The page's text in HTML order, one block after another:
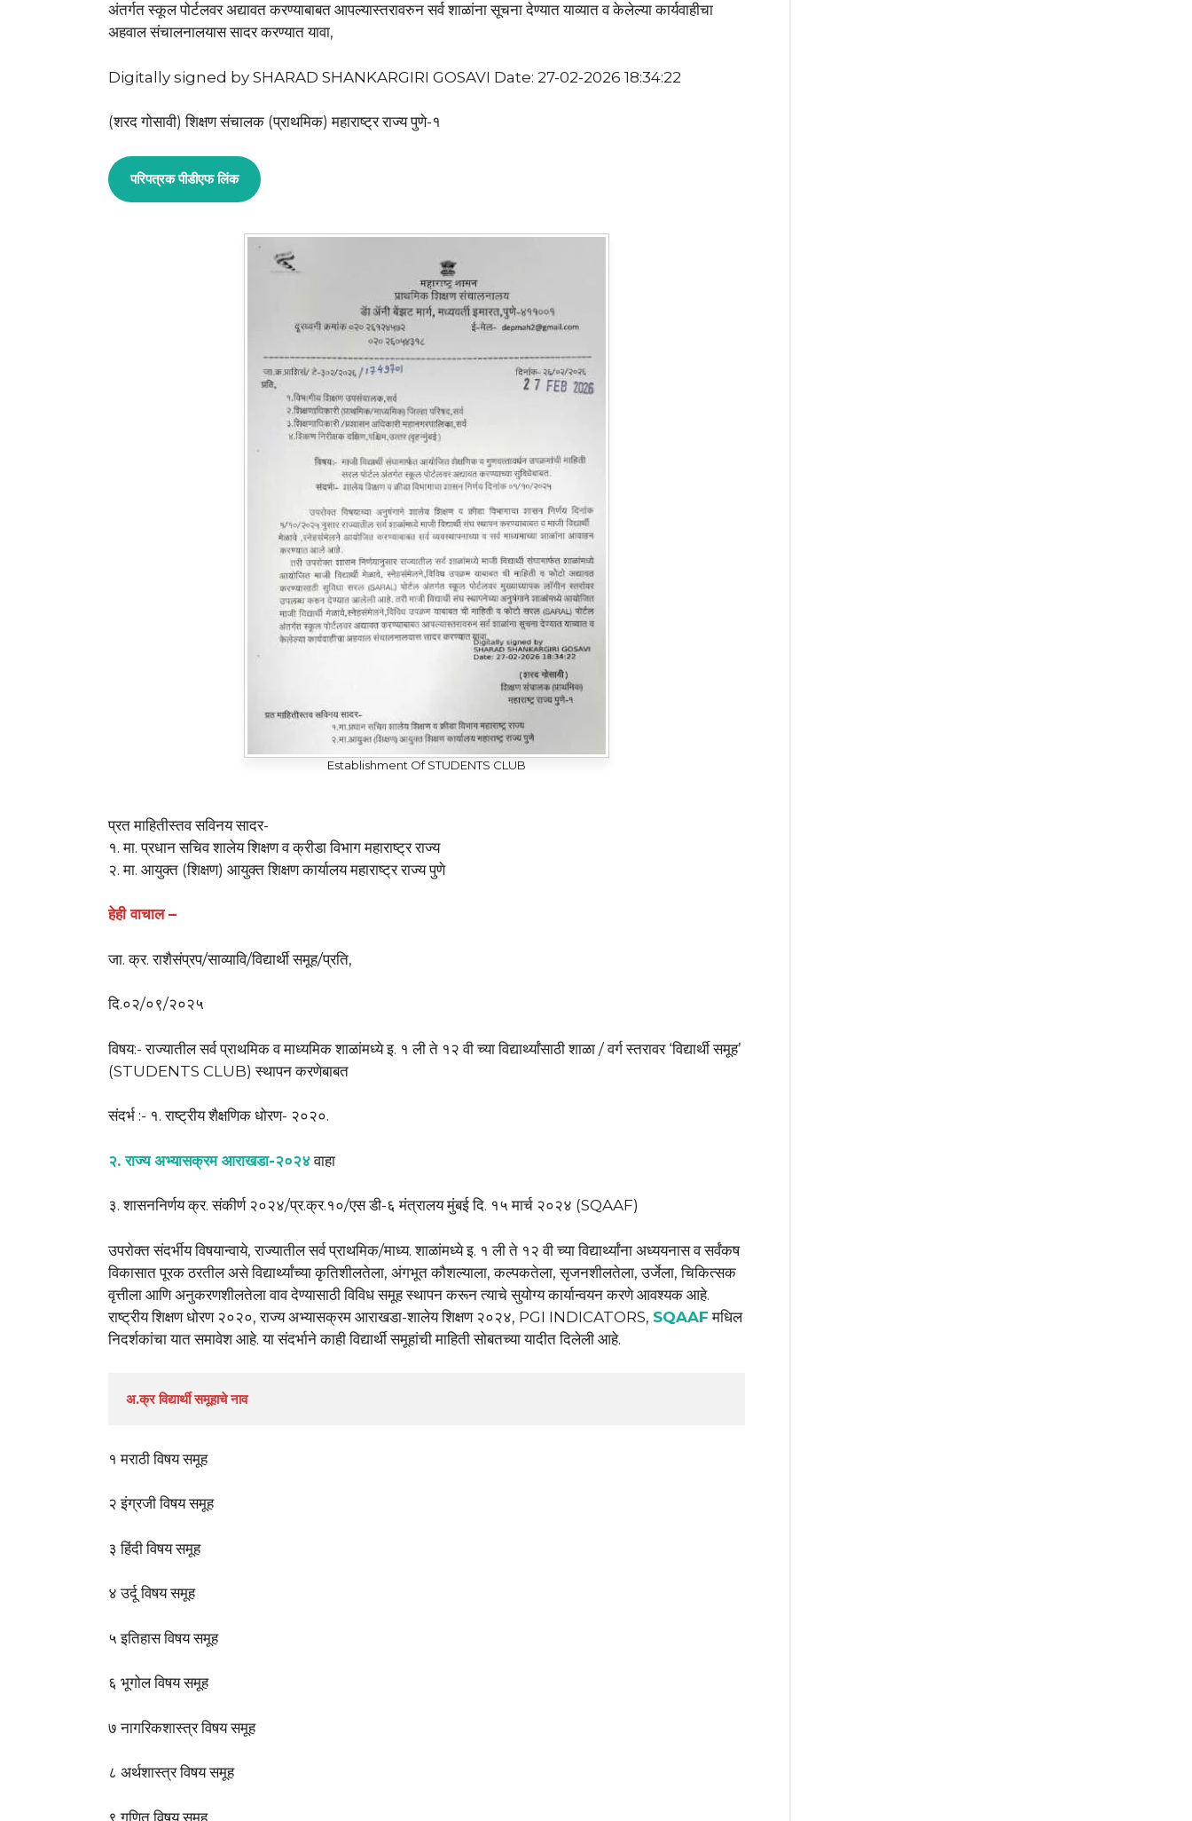
अंतर्गत स्कूल पोर्टलवर अद्यावत करण्याबाबत आपल्यास्तरावरुन सर्व शाळांना सूचना देण्यात याव्यात व केलेल्या कार्यवाहीचा
अहवाल संचालनालयास सादर करण्यात यावा,
Digitally signed by SHARAD SHANKARGIRI GOSAVI Date: 27-02-2026 18:34:22
(शरद गोसावी) शिक्षण संचालक (प्राथमिक) महाराष्ट्र राज्य पुणे-१
परिपत्रक पीडीएफ लिंक
Establishment Of STUDENTS CLUB
प्रत माहितीस्तव सविनय सादर-
१. मा. प्रधान सचिव शालेय शिक्षण व क्रीडा विभाग महाराष्ट्र राज्य
२. मा. आयुक्त (शिक्षण) आयुक्त शिक्षण कार्यालय महाराष्ट्र राज्य पुणे
हेही वाचाल –
जा. क्र. राशैसंप्रप/साव्यावि/विद्यार्थी समूह/प्रति,
दि.०२/०९/२०२५
विषय:- राज्यातील सर्व प्राथमिक व माध्यमिक शाळांमध्ये इ. १ ली ते १२ वी च्या विद्यार्थ्यांसाठी शाळा / वर्ग स्तरावर ‘विद्यार्थी समूह’
(STUDENTS CLUB) स्थापन करणेबाबत
संदर्भ :- १. राष्ट्रीय शैक्षणिक धोरण- २०२०.
२. राज्य अभ्यासक्रम आराखडा-२०२४वाहा
३. शासननिर्णय क्र. संकीर्ण २०२४/प्र.क्र.१०/एस डी-६ मंत्रालय मुंबई दि. १५ मार्च २०२४ (SQAAF)
उपरोक्त संदर्भीय विषयान्वाये, राज्यातील सर्व प्राथमिक/माध्य. शाळांमध्ये इ. १ ली ते १२ वी च्या विद्यार्थ्यांना अध्ययनास व सर्वंकष
विकासात पूरक ठरतील असे विद्यार्थ्यांच्या कृतिशीलतेला, अंगभूत कौशल्याला, कल्पकतेला, सृजनशीलतेला, उर्जेला, चिकित्सक
वृत्तीला आणि अनुकरणशीलतेला वाव देण्यासाठी विविध समूह स्थापन करून त्याचे सुयोग्य कार्यान्वयन करणे आवश्यक आहे.
राष्ट्रीय शिक्षण धोरण २०२०, राज्य अभ्यासक्रम आराखडा-शालेय शिक्षण २०२४, PGI INDICATORS, SQAAF मधिल
निदर्शकांचा यात समावेश आहे. या संदर्भाने काही विद्यार्थी समूहांची माहिती सोबतच्या यादीत दिलेली आहे.
अ.क्र विद्यार्थी समूहाचे नाव
१ मराठी विषय समूह
२ इंग्रजी विषय समूह
३ हिंदी विषय समूह
४ उर्दू विषय समूह
५ इतिहास विषय समूह
६ भूगोल विषय समूह
७ नागरिकशास्त्र विषय समूह
८ अर्थशास्त्र विषय समूह
९ गणित विषय समूह